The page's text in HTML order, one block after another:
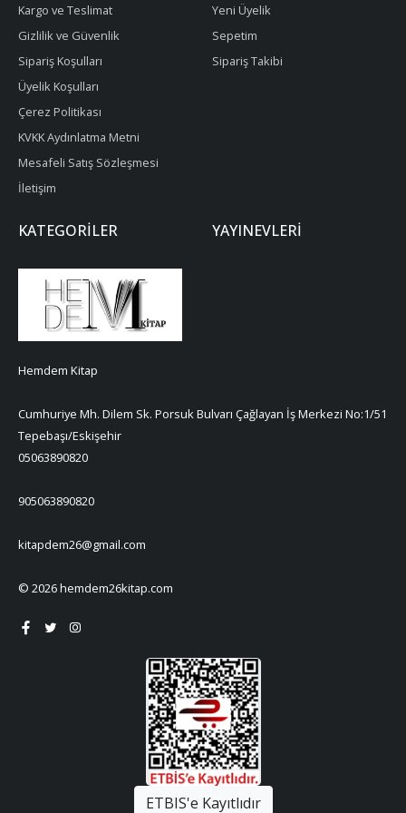
Kargo ve Teslimat
Gizlilik ve Güvenlik
Sipariş Koşulları
Üyelik Koşulları
Çerez Politikası
KVKK Aydınlatma Metni
Mesafeli Satış Sözleşmesi
İletişim
Yeni Üyelik
Sepetim
Sipariş Takibi
KATEGORILER YAYINEVLERI
Hemdem Kitap
Cumhuriye Mh. Dilem Sk. Porsuk Bulvarı Çağlayan İş Merkezi No:1/51
Tepebaşı/Eskişehir
05063890820
905063890820
kitapdem26@gmail.com
© 2026 hemdem26kitap.com
ETBIS'e Kayıtlıdır